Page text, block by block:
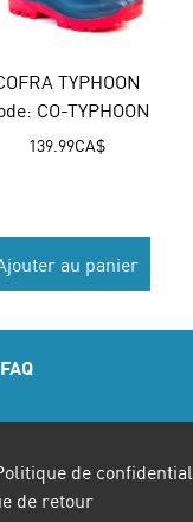
TYPHOON
CO-TYPHOON
CA$
139.99
au panier
FAQ
de
de retour